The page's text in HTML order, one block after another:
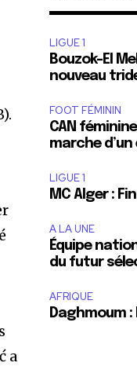
a
LIGUE 1
Bouzok-El
nouveau
FOOT FÉMININ
CAN
marche
LIGUE 1
MC Alger :
A LA UNE
Équipe
du futur
AFRIQUE
Daghmoum :